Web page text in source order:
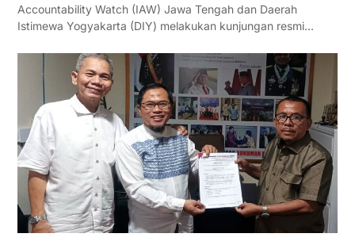
Accountability Watch (IAW) Jawa Tengah dan Daerah
Istimewa Yogyakarta (DIY) melakukan kunjungan resmi…